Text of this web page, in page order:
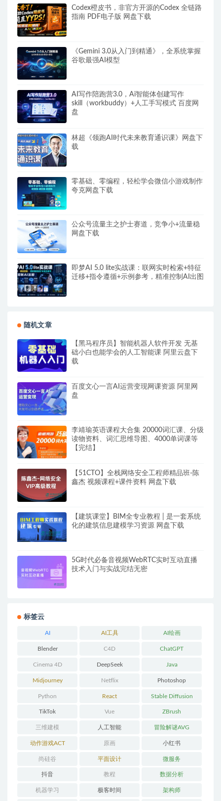
Codex橙皮书，非官方开源的Codex 全链路
指南 PDF电子版 网盘下载
《Gemini 3.0从入门到精通》，全系统掌握
谷歌最强AI模型
AI写作陪跑营3.0，Ai智能体创建写作
skill（workbuddy）+人工手写模式 百度网
盘
林超《领跑AI时代未来教育通识课》网盘下
载
零基础、零编程，轻松学会微信小游戏制作
夸克网盘下载
公众号流量主之护士赛道，竞争小+流量稳
网盘下载
即梦AI 5.0 lite实战课：联网实时检索+特征
迁移+指令遵循+示例参考，精准控制AI出图
随机文章
【黑马程序员】智能机器人软件开发 无基
础小白也能学会的人工智能课 阿里云盘下
载
百度文心一言AI运营变现网课资源 阿里网
盘
李靖瑜英语课程大合集 20000词汇课、分级
读物资料、词汇思维导图、4000单词课等
【完结】
【51CTO】全栈网络安全工程师精品班-陈
鑫杰 视频课程+课件资料 网盘下载
【建筑课堂】BIM全专业教程 | 是一套系统
化的建筑信息建模学习资源 网盘下载
5G时代必备音视频WebRTC实时互动直播
技术入门与实战完结无密
标签云
AI AI工具 AI绘画
Blender C4D ChatGPT
Cinema 4D DeepSeek Java
Midjourney Netflix Photoshop
Python React Stable Diffusion
TikTok Vue ZBrush
三维建模 人工智能 冒险解谜AVG
动作游戏ACT 原画 小红书
尚硅谷 平面设计 微服务
抖音 教程 数据分析
机器学习 极客时间 架构师